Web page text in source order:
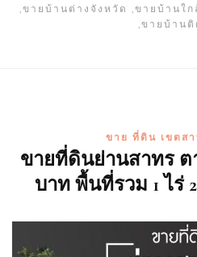
,ขายบ้านต่างจังหวัด ,ขายบ้านใ
,ขายบ้านติ
ขาย ที่ดิน เขตสา
ขายที่ดินย่านสาทร ต
บาท พื้นที่รวม 1 ไร่